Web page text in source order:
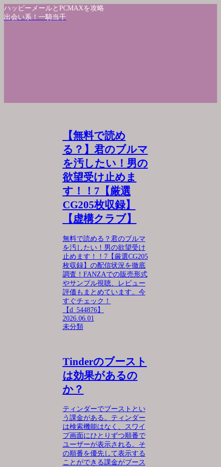
ハッピーメールとPCMAXを攻略
出会い系！一騎当千
【無料で読め
る？】君のブルマ
を汚したい！男の
欲望受け止めま
す！！7【厳選
CG205枚収録】
【虚構クラブ】
無料で読める？君のブルマ
を汚したい！男の欲望受け
止めます！！7【厳選CG205
枚収録】の配信状況を徹底
調査！FANZAでの販売形式
やサンプル視聴、レビュー
評価もまとめています。今
すぐチェック！
【d_544876】
2026.06.01
未分類
Tinderのブースト
は効果があるの
か？
ティンダーでブーストとい
う課金がある。ティンダー
は検索機能はなく、スワイ
プ画面にひとりずつ順番で
ユーザーが表示される。そ
の順番を優先して表示する
ことができる課金がブース